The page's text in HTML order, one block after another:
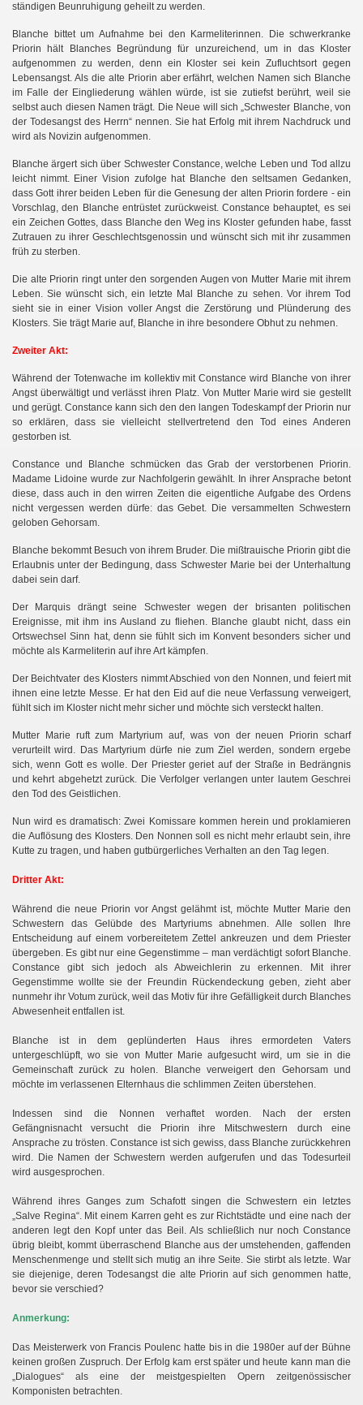
ständigen Beunruhigung geheilt zu werden.
Blanche bittet um Aufnahme bei den Karmeliterinnen. Die schwerkranke
Priorin hält Blanches Begründung für unzureichend, um in das Kloster
aufgenommen zu werden, denn ein Kloster sei kein Zufluchtsort gegen
Lebensangst. Als die alte Priorin aber erfährt, welchen Namen sich Blanche
im Falle der Eingliederung wählen würde, ist sie zutiefst berührt, weil sie
selbst auch diesen Namen trägt. Die Neue will sich „Schwester Blanche, von
der Todesangst des Herrn“ nennen. Sie hat Erfolg mit ihrem Nachdruck und
wird als Novizin aufgenommen.
Blanche ärgert sich über Schwester Constance, welche Leben und Tod allzu
leicht nimmt. Einer Vision zufolge hat Blanche den seltsamen Gedanken,
dass Gott ihrer beiden Leben für die Genesung der alten Priorin fordere - ein
Vorschlag, den Blanche entrüstet zurückweist. Constance behauptet, es sei
ein Zeichen Gottes, dass Blanche den Weg ins Kloster gefunden habe, fasst
Zutrauen zu ihrer Geschlechtsgenossin und wünscht sich mit ihr zusammen
früh zu sterben.
Die alte Priorin ringt unter den sorgenden Augen von Mutter Marie mit ihrem
Leben. Sie wünscht sich, ein letzte Mal Blanche zu sehen. Vor ihrem Tod
sieht sie in einer Vision voller Angst die Zerstörung und Plünderung des
Klosters. Sie trägt Marie auf, Blanche in ihre besondere Obhut zu nehmen.
Zweiter Akt:
Während der Totenwache im kollektiv mit Constance wird Blanche von ihrer
Angst überwältigt und verlässt ihren Platz. Von Mutter Marie wird sie gestellt
und gerügt. Constance kann sich den den langen Todeskampf der Priorin nur
so erklären, dass sie vielleicht stellvertretend den Tod eines Anderen
gestorben ist.
Constance und Blanche schmücken das Grab der verstorbenen Priorin.
Madame Lidoine wurde zur Nachfolgerin gewählt. In ihrer Ansprache betont
diese, dass auch in den wirren Zeiten die eigentliche Aufgabe des Ordens
nicht vergessen werden dürfe: das Gebet. Die versammelten Schwestern
geloben Gehorsam.
Blanche bekommt Besuch von ihrem Bruder. Die mißtrauische Priorin gibt die
Erlaubnis unter der Bedingung, dass Schwester Marie bei der Unterhaltung
dabei sein darf.
Der Marquis drängt seine Schwester wegen der brisanten politischen
Ereignisse, mit ihm ins Ausland zu fliehen. Blanche glaubt nicht, dass ein
Ortswechsel Sinn hat, denn sie fühlt sich im Konvent besonders sicher und
möchte als Karmeliterin auf ihre Art kämpfen.
Der Beichtvater des Klosters nimmt Abschied von den Nonnen, und feiert mit
ihnen eine letzte Messe. Er hat den Eid auf die neue Verfassung verweigert,
fühlt sich im Kloster nicht mehr sicher und möchte sich versteckt halten.
Mutter Marie ruft zum Martyrium auf, was von der neuen Priorin scharf
verurteilt wird. Das Martyrium dürfe nie zum Ziel werden, sondern ergebe
sich, wenn Gott es wolle. Der Priester geriet auf der Straße in Bedrängnis
und kehrt abgehetzt zurück. Die Verfolger verlangen unter lautem Geschrei
den Tod des Geistlichen.
Nun wird es dramatisch: Zwei Komissare kommen herein und proklamieren
die Auflösung des Klosters. Den Nonnen soll es nicht mehr erlaubt sein, ihre
Kutte zu tragen, und haben gutbürgerliches Verhalten an den Tag legen.
Dritter Akt:
Während die neue Priorin vor Angst gelähmt ist, möchte Mutter Marie den
Schwestern das Gelübde des Martyriums abnehmen. Alle sollen Ihre
Entscheidung auf einem vorbereitetem Zettel ankreuzen und dem Priester
übergeben. Es gibt nur eine Gegenstimme – man verdächtigt sofort Blanche.
Constance gibt sich jedoch als Abweichlerin zu erkennen. Mit ihrer
Gegenstimme wollte sie der Freundin Rückendeckung geben, zieht aber
nunmehr ihr Votum zurück, weil das Motiv für ihre Gefälligkeit durch Blanches
Abwesenheit entfallen ist.
Blanche ist in dem geplünderten Haus ihres ermordeten Vaters
untergeschlüpft, wo sie von Mutter Marie aufgesucht wird, um sie in die
Gemeinschaft zurück zu holen. Blanche verweigert den Gehorsam und
möchte im verlassenen Elternhaus die schlimmen Zeiten überstehen.
Indessen sind die Nonnen verhaftet worden. Nach der ersten
Gefängnisnacht versucht die Priorin ihre Mitschwestern durch eine
Ansprache zu trösten. Constance ist sich gewiss, dass Blanche zurückkehren
wird. Die Namen der Schwestern werden aufgerufen und das Todesurteil
wird ausgesprochen.
Während ihres Ganges zum Schafott singen die Schwestern ein letztes
„Salve Regina“. Mit einem Karren geht es zur Richtstädte und eine nach der
anderen legt den Kopf unter das Beil. Als schließlich nur noch Constance
übrig bleibt, kommt überraschend Blanche aus der umstehenden, gaffenden
Menschenmenge und stellt sich mutig an ihre Seite. Sie stirbt als letzte. War
sie diejenige, deren Todesangst die alte Priorin auf sich genommen hatte,
bevor sie verschied?
Anmerkung:
Das Meisterwerk von Francis Poulenc hatte bis in die 1980er auf der Bühne
keinen großen Zuspruch. Der Erfolg kam erst später und heute kann man die
„Dialogues“ als eine der meistgespielten Opern zeitgenössischer
Komponisten betrachten.